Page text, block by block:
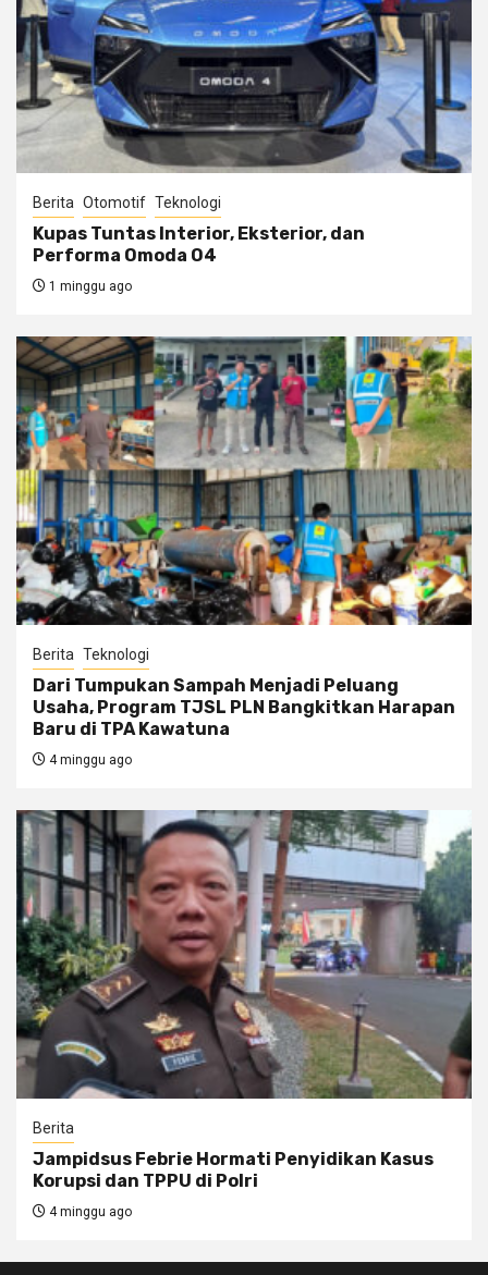
Berita Otomotif Teknologi
Kupas Tuntas Interior, Eksterior, dan
Performa Omoda O4
1 minggu ago
Berita Teknologi
Dari Tumpukan Sampah Menjadi Peluang
Usaha, Program TJSL PLN Bangkitkan Harapan
Baru di TPA Kawatuna
4 minggu ago
Berita
Jampidsus Febrie Hormati Penyidikan Kasus
Korupsi dan TPPU di Polri
4 minggu ago